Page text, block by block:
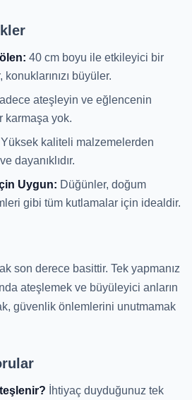
40 cm boyu ile etkileyici bir
konuklarınızı büyüler.
ateşleyin ve eğlencenin
karmaşa yok.
Yüksek kaliteli malzemelerden
dayanıklıdır.
Uygun: Düğünler, doğum
gibi tüm kutlamalar için idealdir.
son derece basittir. Tek yapmanız
ateşlemek ve büyüleyici anların
güvenlik önlemlerini unutmamak
İhtiyaç duyduğunuz tek